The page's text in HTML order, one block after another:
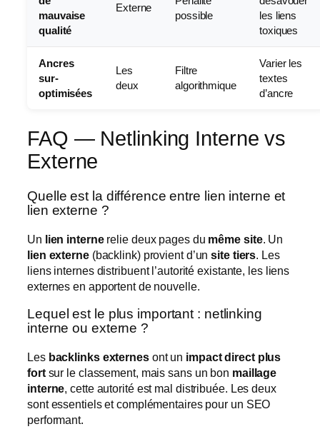
mauvaise
qualité
Externe
possible
les liens
toxiques
Ancres
sur-
optimisées
Les
deux
Filtre
algorithmique
Varier les
textes
d’ancre
FAQ — Netlinking Interne vs
Externe
Quelle est la différence entre lien interne et
lien externe ?
Un lien internerelie deux pages du même site. Un
lien externe(backlink) provient d’unsite tiers. Les
liens internes distribuent l’autorité existante, les liens
externes en apportent de nouvelle.
Lequel est le plus important : netlinking
interne ou externe ?
Les backlinks externesont un impact direct plus
fortsur le classement, mais sans un bon maillage
interne, cette autorité est mal distribuée. Les deux
sont essentiels et complémentaires pour un SEO
performant.